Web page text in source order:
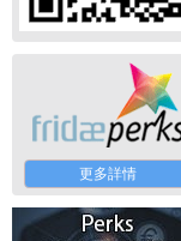
更多詳情